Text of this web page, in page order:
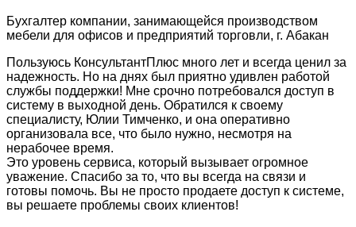
Бухгалтер компании, занимающейся производством
мебели для офисов и предприятий торговли, г. Абакан
Пользуюсь КонсультантПлюс много лет и всегда ценил за
надежность. Но на днях был приятно удивлен работой
службы поддержки! Мне срочно потребовался доступ в
систему в выходной день. Обратился к своему
специалисту, Юлии Тимченко, и она оперативно
организовала все, что было нужно, несмотря на
нерабочее время.
Это уровень сервиса, который вызывает огромное
уважение. Спасибо за то, что вы всегда на связи и
готовы помочь. Вы не просто продаете доступ к системе,
вы решаете проблемы своих клиентов!